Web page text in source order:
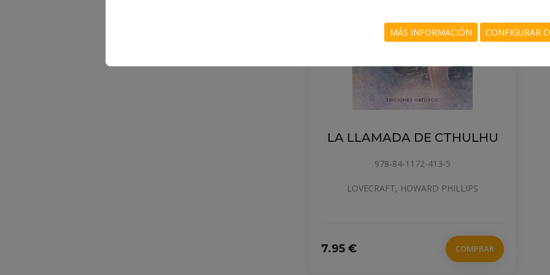
LA LLAMADA DE CTHULHU
978-84-1172-413-5
LOVECRAFT, HOWARD PHILLIPS
7.95 € COMPRAR
MÁS INFORMACIÓN CONFIGURAR